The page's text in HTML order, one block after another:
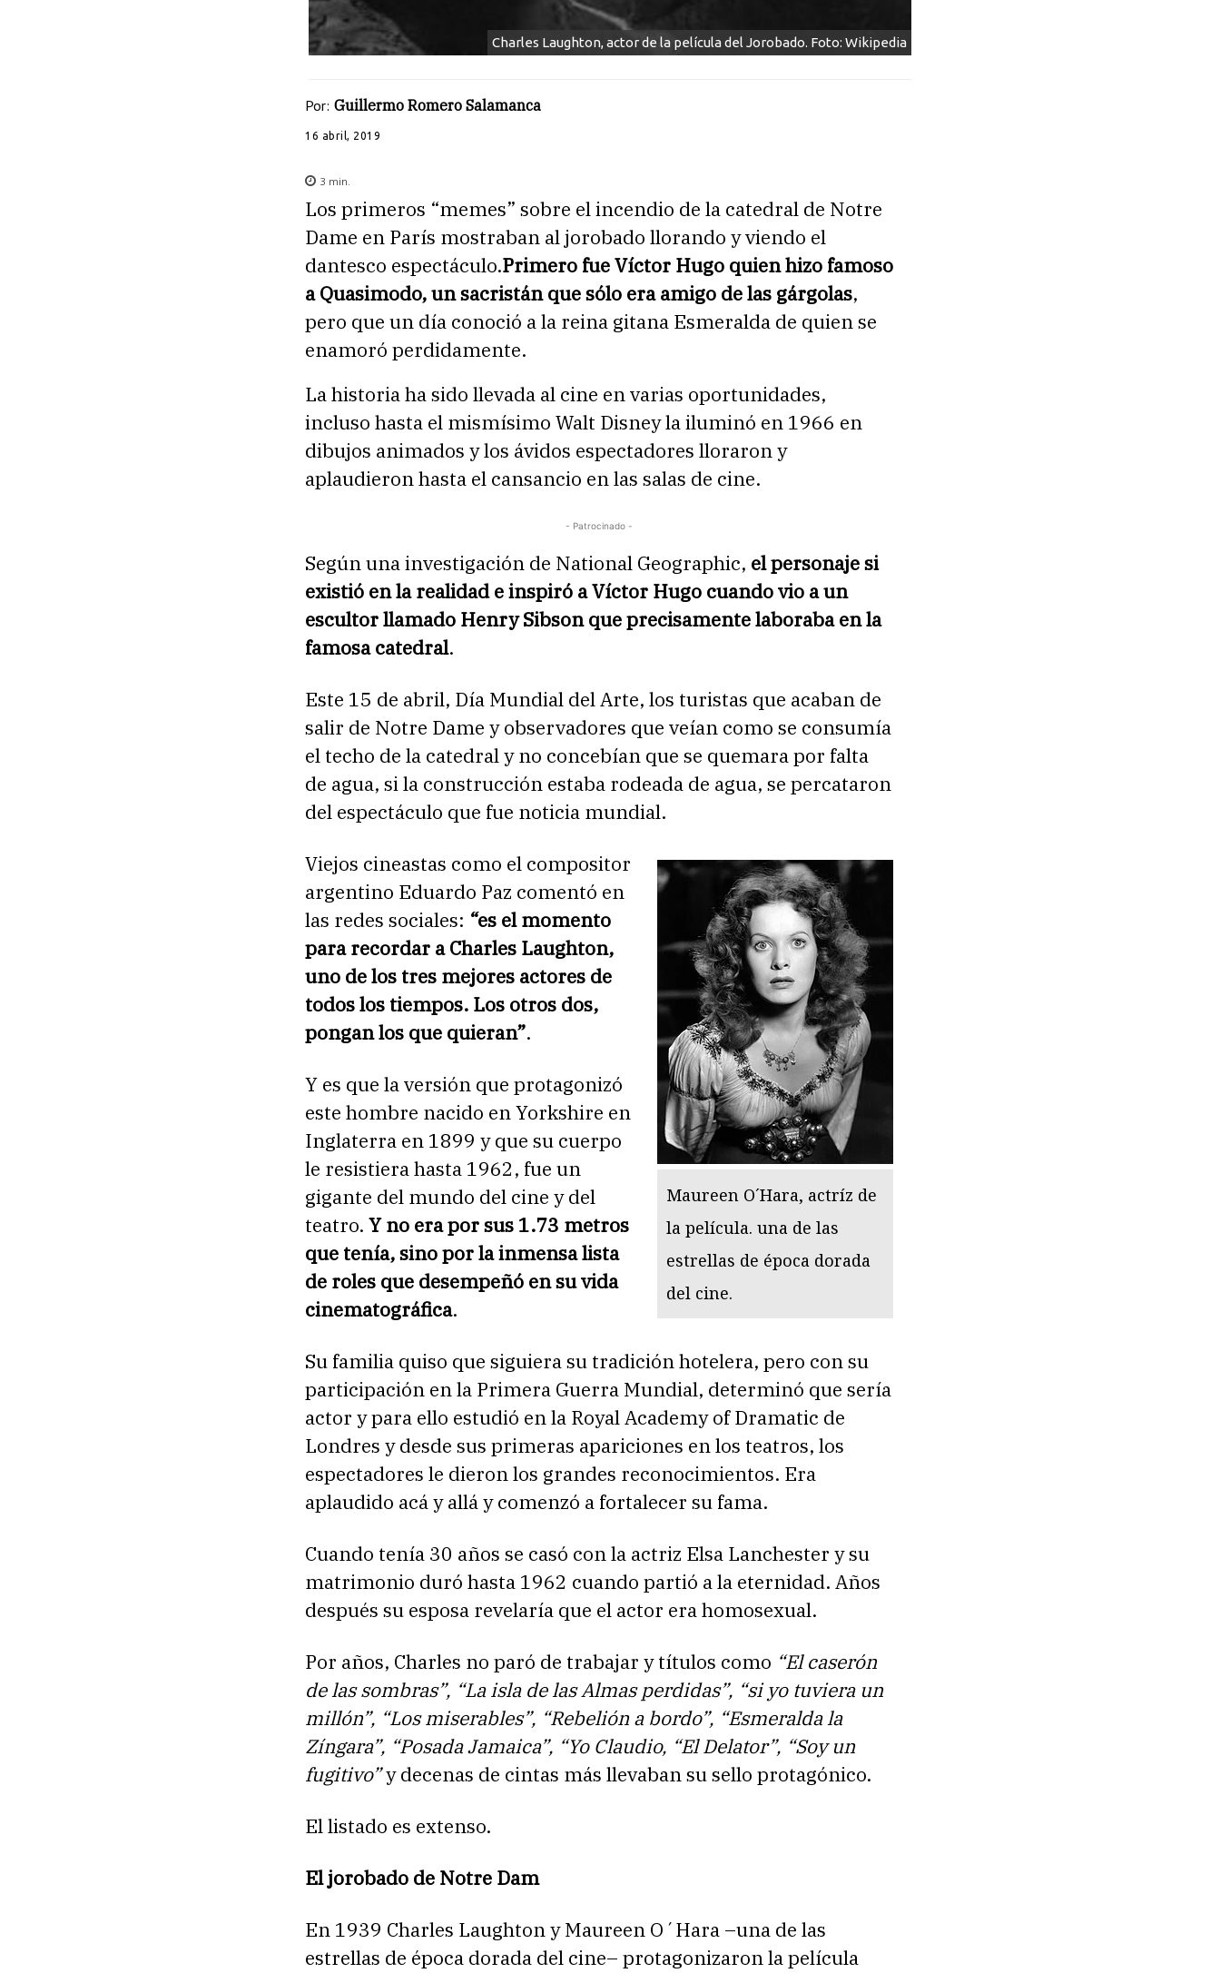
Charles Laughton, actor de la película del Jorobado. Foto: Wikipedia
Por: Guillermo Romero Salamanca
16 abril, 2019
3 min.
Los primeros “memes” sobre el incendio de la catedral de Notre
Dame en París mostraban al jorobado llorando y viendo el
dantesco espectáculo.Primero fue Víctor Hugo quien hizo famoso
a Quasimodo, un sacristán que sólo era amigo de las gárgolas,
pero que un día conoció a la reina gitana Esmeralda de quien se
enamoró perdidamente.
La historia ha sido llevada al cine en varias oportunidades,
incluso hasta el mismísimo Walt Disney la iluminó en 1966 en
dibujos animados y los ávidos espectadores lloraron y
aplaudieron hasta el cansancio en las salas de cine.
- Patrocinado -
Según una investigación de National Geographic, el personaje si
existió en la realidad e inspiró a Víctor Hugo cuando vio a un
escultor llamado Henry Sibson que precisamente laboraba en la
famosa catedral.
Este 15 de abril, Día Mundial del Arte, los turistas que acaban de
salir de Notre Dame y observadores que veían como se consumía
el techo de la catedral y no concebían que se quemara por falta
de agua, si la construcción estaba rodeada de agua, se percataron
del espectáculo que fue noticia mundial.
Maureen O´Hara, actríz de
la película. una de las
estrellas de época dorada
del cine.
Viejos cineastas como el compositor
argentino Eduardo Paz comentó en
las redes sociales: “es el momento
para recordar a Charles Laughton,
uno de los tres mejores actores de
todos los tiempos. Los otros dos,
pongan los que quieran”.
Y es que la versión que protagonizó
este hombre nacido en Yorkshire en
Inglaterra en 1899 y que su cuerpo
le resistiera hasta 1962, fue un
gigante del mundo del cine y del
teatro. Y no era por sus 1.73 metros
que tenía, sino por la inmensa lista
de roles que desempeñó en su vida
cinematográfica.
Su familia quiso que siguiera su tradición hotelera, pero con su
participación en la Primera Guerra Mundial, determinó que sería
actor y para ello estudió en la Royal Academy of Dramatic de
Londres y desde sus primeras apariciones en los teatros, los
espectadores le dieron los grandes reconocimientos. Era
aplaudido acá y allá y comenzó a fortalecer su fama.
Cuando tenía 30 años se casó con la actriz Elsa Lanchester y su
matrimonio duró hasta 1962 cuando partió a la eternidad. Años
después su esposa revelaría que el actor era homosexual.
Por años, Charles no paró de trabajar y títulos como “El caserón
de las sombras”, “La isla de las Almas perdidas”, “si yo tuviera un
millón”, “Los miserables”, “Rebelión a bordo”, “Esmeralda la
Zíngara”, “Posada Jamaica”, “Yo Claudio, “El Delator”, “Soy un
fugitivo”y decenas de cintas más llevaban su sello protagónico.
El listado es extenso.
El jorobado de Notre Dam
En 1939 Charles Laughton y Maureen O´Hara –una de las
estrellas de época dorada del cine– protagonizaron la película